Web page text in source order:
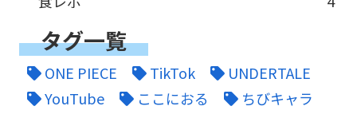
タグ一覧
ONE PIECE TikTok
UNDERTALE
YouTube
ここにおる
ちびキャラ